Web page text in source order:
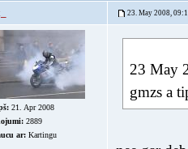
23. May 2008,
21. Apr 2008
2889
ar: Kartingu
23 May
gmzs a